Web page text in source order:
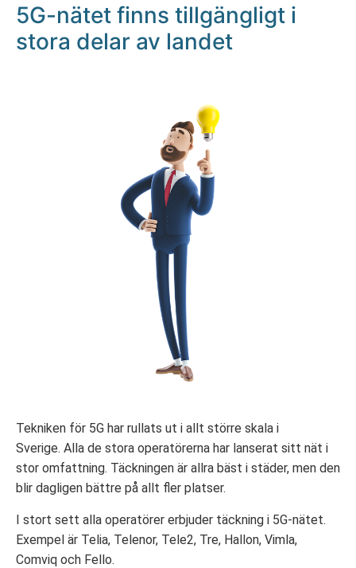
5G-nätet finns tillgängligt i
stora delar av landet
Tekniken för 5G har rullats ut i allt större skala i
Sverige. Alla de stora operatörerna har lanserat sitt nät i
stor omfattning. Täckningen är allra bäst i städer, men den
blir dagligen bättre på allt fler platser.
I stort sett alla operatörer erbjuder täckning i 5G-nätet.
Exempel är Telia, Telenor, Tele2, Tre, Hallon, Vimla,
Comviq och Fello.